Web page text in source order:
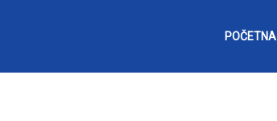
POČETNA